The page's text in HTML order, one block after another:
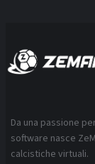
Da una passione
software nasce
calcistiche virtuali.